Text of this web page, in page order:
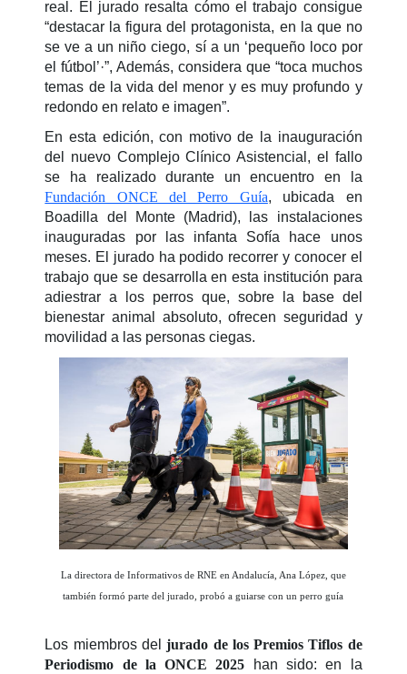
real. El jurado resalta cómo el trabajo consigue
“destacar la figura del protagonista, en la que no
se ve a un niño ciego, sí a un ‘pequeño loco por
el fútbol’·”, Además, considera que “toca muchos
temas de la vida del menor y es muy profundo y
redondo en relato e imagen”.
En esta edición, con motivo de la inauguración
del nuevo Complejo Clínico Asistencial, el fallo
se ha realizado durante un encuentro en la
Fundación ONCE del Perro Guía, ubicada en
Boadilla del Monte (Madrid), las instalaciones
inauguradas por las infanta Sofía hace unos
meses. El jurado ha podido recorrer y conocer el
trabajo que se desarrolla en esta institución para
adiestrar a los perros que, sobre la base del
bienestar animal absoluto, ofrecen seguridad y
movilidad a las personas ciegas.
La directora de Informativos de RNE en Andalucía, Ana López, que
también formó parte del jurado, probó a guiarse con un perro guía
Los miembros deljurado de los Premios Tiflos de
Periodismo de la ONCE 2025 han sido: en la